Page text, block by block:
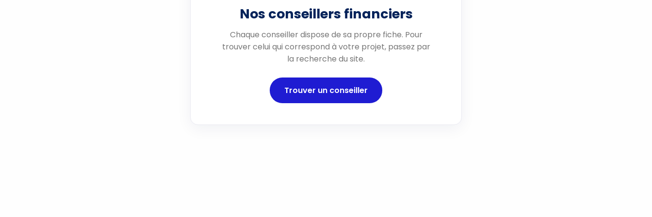
Nos conseillers financiers
Chaque conseiller dispose de sa propre fiche. Pour
trouver celui qui correspond à votre projet, passez par
la recherche du site.
Trouver un conseiller